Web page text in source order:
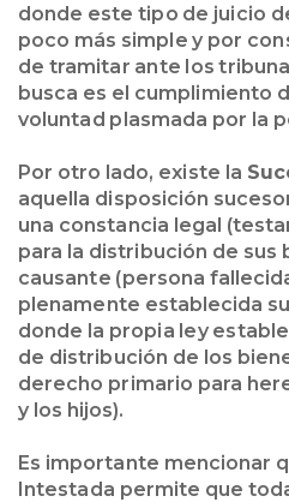
donde este tipo de juicio
poco más simple y por
de tramitar ante los
busca es el cumplimiento
voluntad plasmada por la
Por otro lado, existe la
aquella disposición
una constancia legal
para la distribución de sus
causante (persona
plenamente establecida
donde la propia ley
de distribución de los
derecho primario para
y los hijos).
Es importante mencionar
Intestada permite que